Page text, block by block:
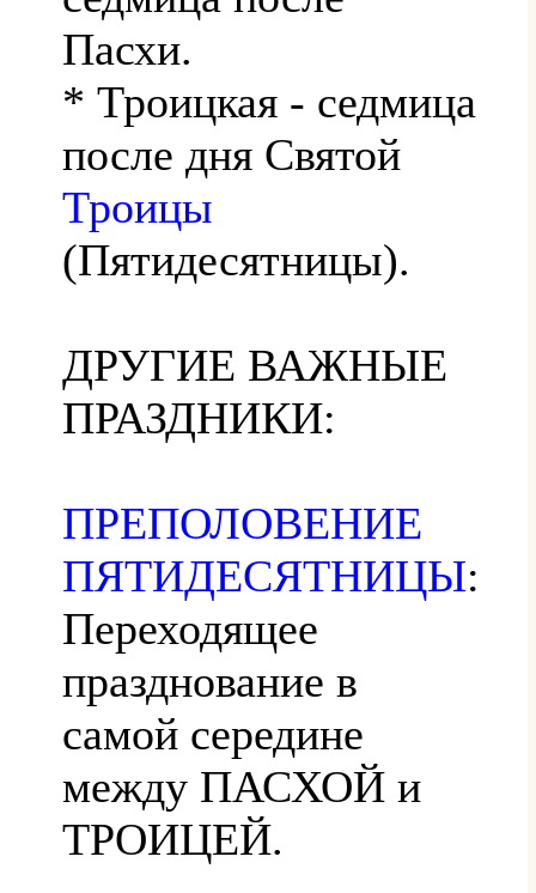
Пасхи.
* Троицкая - седмица
после дня Святой
Троицы
(Пятидесятницы).
ДРУГИЕ ВАЖНЫЕ
ПРАЗДНИКИ:
ПРЕПОЛОВЕНИЕ
ПЯТИДЕСЯТНИЦЫ:
Переходящее
празднование в
самой середине
между ПАСХОЙ и
ТРОИЦЕЙ.